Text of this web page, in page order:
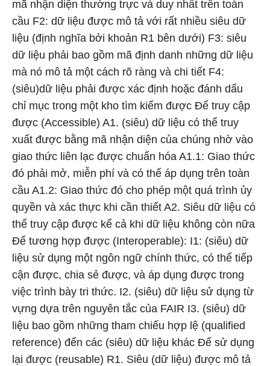
mã nhận diện thường trực và duy nhất trên toàn
cầu F2: dữ liệu được mô tả với rất nhiều siêu dữ
liệu (định nghĩa bởi khoản R1 bên dưới) F3: siêu
dữ liệu phải bao gồm mã định danh những dữ liệu
mà nó mô tả một cách rõ ràng và chi tiết F4:
(siêu)dữ liệu phải được xác định hoặc đánh dấu
chỉ mục trong một kho tìm kiếm được Để truy cập
được (Accessible) A1. (siêu) dữ liệu có thể truy
xuất được bằng mã nhận diện của chúng nhờ vào
giao thức liên lạc được chuẩn hóa A1.1: Giao thức
đó phải mở, miễn phí và có thể áp dụng trên toàn
cầu A1.2: Giao thức đó cho phép một quá trình ủy
quyền và xác thực khi cần thiết A2. Siêu dữ liệu có
thể truy cập được kể cả khi dữ liệu không còn nữa
Để tương hợp được (Interoperable): I1: (siêu) dữ
liệu sử dụng một ngôn ngữ chính thức, có thể tiếp
cận được, chia sẻ được, và áp dụng được trong
việc trình bày tri thức. I2. (siêu) dữ liệu sử dụng từ
vựng dựa trên nguyên tắc của FAIR I3. (siêu) dữ
liệu bao gồm những tham chiếu hợp lệ (qualified
reference) đến các (siêu) dữ liệu khác Để sử dụng
lại được (reusable) R1. Siêu (dữ liệu) được mô tả